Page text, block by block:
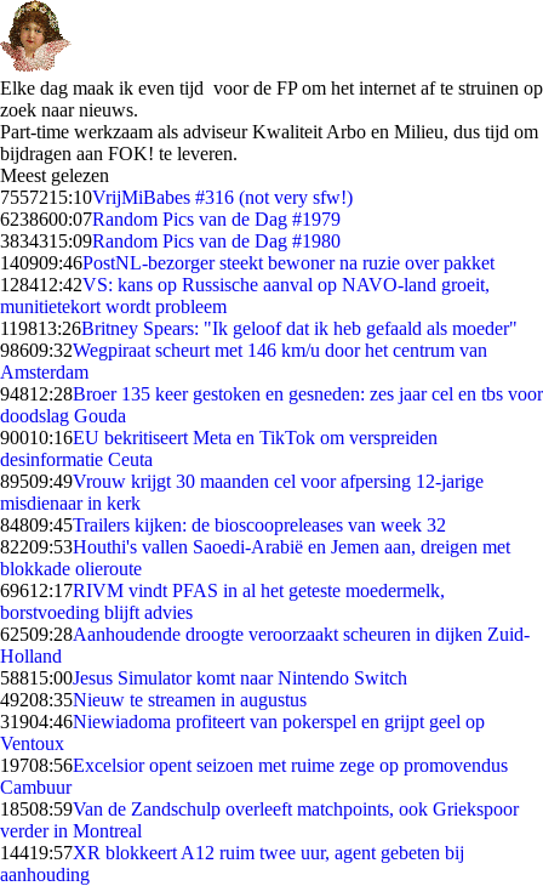
Elke dag maak ik even tijd voor de FP om het internet af te struinen op
zoek naar nieuws.
Part-time werkzaam als adviseur Kwaliteit Arbo en Milieu, dus tijd om
bijdragen aan FOK! te leveren.
Meest gelezen
7557215:10VrijMiBabes #316 (not very sfw!)
6238600:07Random Pics van de Dag #1979
3834315:09Random Pics van de Dag #1980
140909:46PostNL-bezorger steekt bewoner na ruzie over pakket
128412:42VS: kans op Russische aanval op NAVO-land groeit,
munitietekort wordt probleem
119813:26Britney Spears: "Ik geloof dat ik heb gefaald als moeder"
98609:32Wegpiraat scheurt met 146 km/u door het centrum van
Amsterdam
94812:28Broer 135 keer gestoken en gesneden: zes jaar cel en tbs voor
doodslag Gouda
90010:16EU bekritiseert Meta en TikTok om verspreiden
desinformatie Ceuta
89509:49Vrouw krijgt 30 maanden cel voor afpersing 12-jarige
misdienaar in kerk
84809:45Trailers kijken: de bioscoopreleases van week 32
82209:53Houthi's vallen Saoedi-Arabië en Jemen aan, dreigen met
blokkade olieroute
69612:17RIVM vindt PFAS in al het geteste moedermelk,
borstvoeding blijft advies
62509:28Aanhoudende droogte veroorzaakt scheuren in dijken Zuid-
Holland
58815:00Jesus Simulator komt naar Nintendo Switch
49208:35Nieuw te streamen in augustus
31904:46Niewiadoma profiteert van pokerspel en grijpt geel op
Ventoux
19708:56Excelsior opent seizoen met ruime zege op promovendus
Cambuur
18508:59Van de Zandschulp overleeft matchpoints, ook Griekspoor
verder in Montreal
14419:57XR blokkeert A12 ruim twee uur, agent gebeten bij
aanhouding